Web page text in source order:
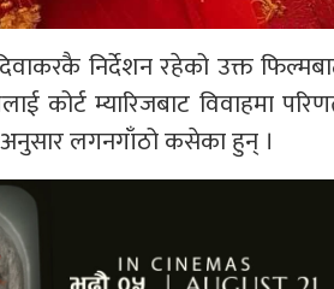
निर्देशन रहेको उक्त
कोर्ट म्यारिजबाट विवाहमा
अनुसार लगनगाँठो कसेका हुन् ।